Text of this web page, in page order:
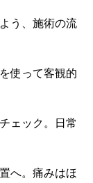
う、施術の流
使って客観的
ェック。日常
へ。痛みはほ